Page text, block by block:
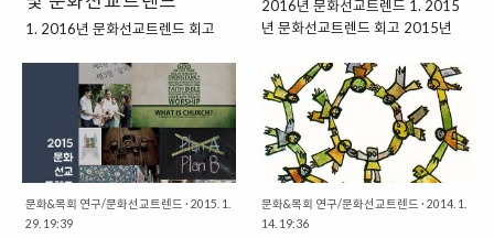
되는 트렌드를 전망하는 것은 매우
2018년 사회문화 전망 및 문화선
교트렌드 회고문화선교연구원이
2018년 사회문화 전망 및 문화선
교트렌드(클릭)에서 짚은 것처럼 지
난 해, 불확실성의 시대를 살아가는
대중들의 행복추구의 방식이 다양
하게 드러났다. 지금, 나에게 기쁨과
위로를 주는 작지만 확실한..
싸거나 살충제 계란, 생리대 유해논
서 하루하루를 살아내기에 벅찬 서
민들은 각자도생의 방식으로 자신
만의 “진짜 중요한 것”을 찾아 나섰
다. 그러나 포항 지진 당시 교회와
자원봉사자들의 도움의 손길은 사
회안전망을 뛰어넘는 공동체의 존
재 의미를 일깨웠다. 갑질 논란과 직
장 ..
1. 2016년 문화선교트렌드 회고
했다. 한국사회가 외면해온 그간의
적폐들을 청산하고 더 나은 사회로
나아가기 위한 성장통을 진하게 겪
은 2016년이었다. 지난 한 해 동안,
한국 사회가 지금까지 이룬 눈부신
경제성장의 부작용이 적잖이 드러
났다. 문화선교연구원이 2016년의
문화선교트렌드로 “불안의 일상성”,
2016년 문화선교트렌드 1. 2015
년 문화선교트렌드 회고 2015년
드라마 ‘응답하라 1988(응팔)’가 많
은 관심을 받았다. 드라마를 돌아본
30여 년 전은 지금과 많은 것이 달
랐다. 당시에 누군가를 만나려면 약
속 시간이 채 지나기도 전에 전화를
거는 지금과 달리, 한 시간이건 두
시간이건 상대가 늦어도 마냥 기다
려야 했다. 만나도 고개를 숙인 채
문화&목회 연구/문화선교트렌드 · 2015. 1.
29. 19:39
문화&목회 연구/문화선교트렌드 · 2014. 1.
14. 19:36